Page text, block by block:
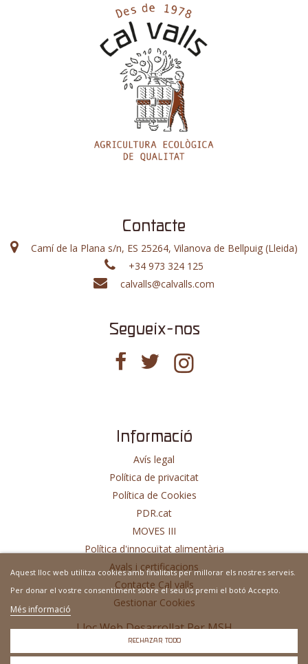
Contacte
Camí de la Plana s/n, ES 25264, Vilanova de Bellpuig (Lleida)
+34 973 324 125
calvalls@calvalls.com
Segueix-nos
Informació
Avís legal
Política de privacitat
Política de Cookies
PDR.cat
MOVES III
Política d'innocuïtat alimentària
Avals i certificacions
Contacte Cal valls
Gestionar Cookies
Lloc Web Desarrollat PerMSH
Aquest lloc web utilitza cookies amb finalitats per millorar els nostres serveis.
Per donar el vostre consentiment sobre el seu ús premi el botó Accepto.
Més informació
RECHAZAR TODO